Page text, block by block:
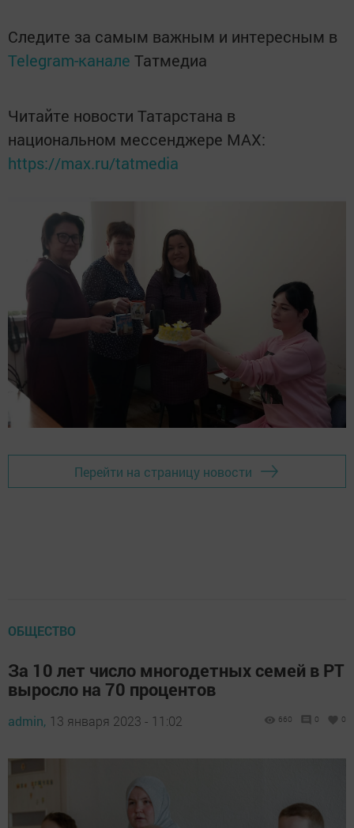
Следите за самым важным и интересным в
Telegram-канале Татмедиа
Читайте новости Татарстана в
национальном мессенджере MАХ:
https://max.ru/tatmedia
Перейти на страницу новости
ОБЩЕСТВО
За 10 лет число многодетных семей в РТ
выросло на 70 процентов
admin, 13 января 2023 - 11:02 660 0 0